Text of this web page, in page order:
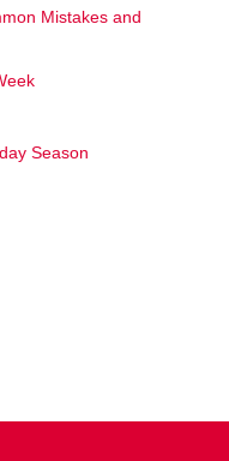
Mistakes and
Season